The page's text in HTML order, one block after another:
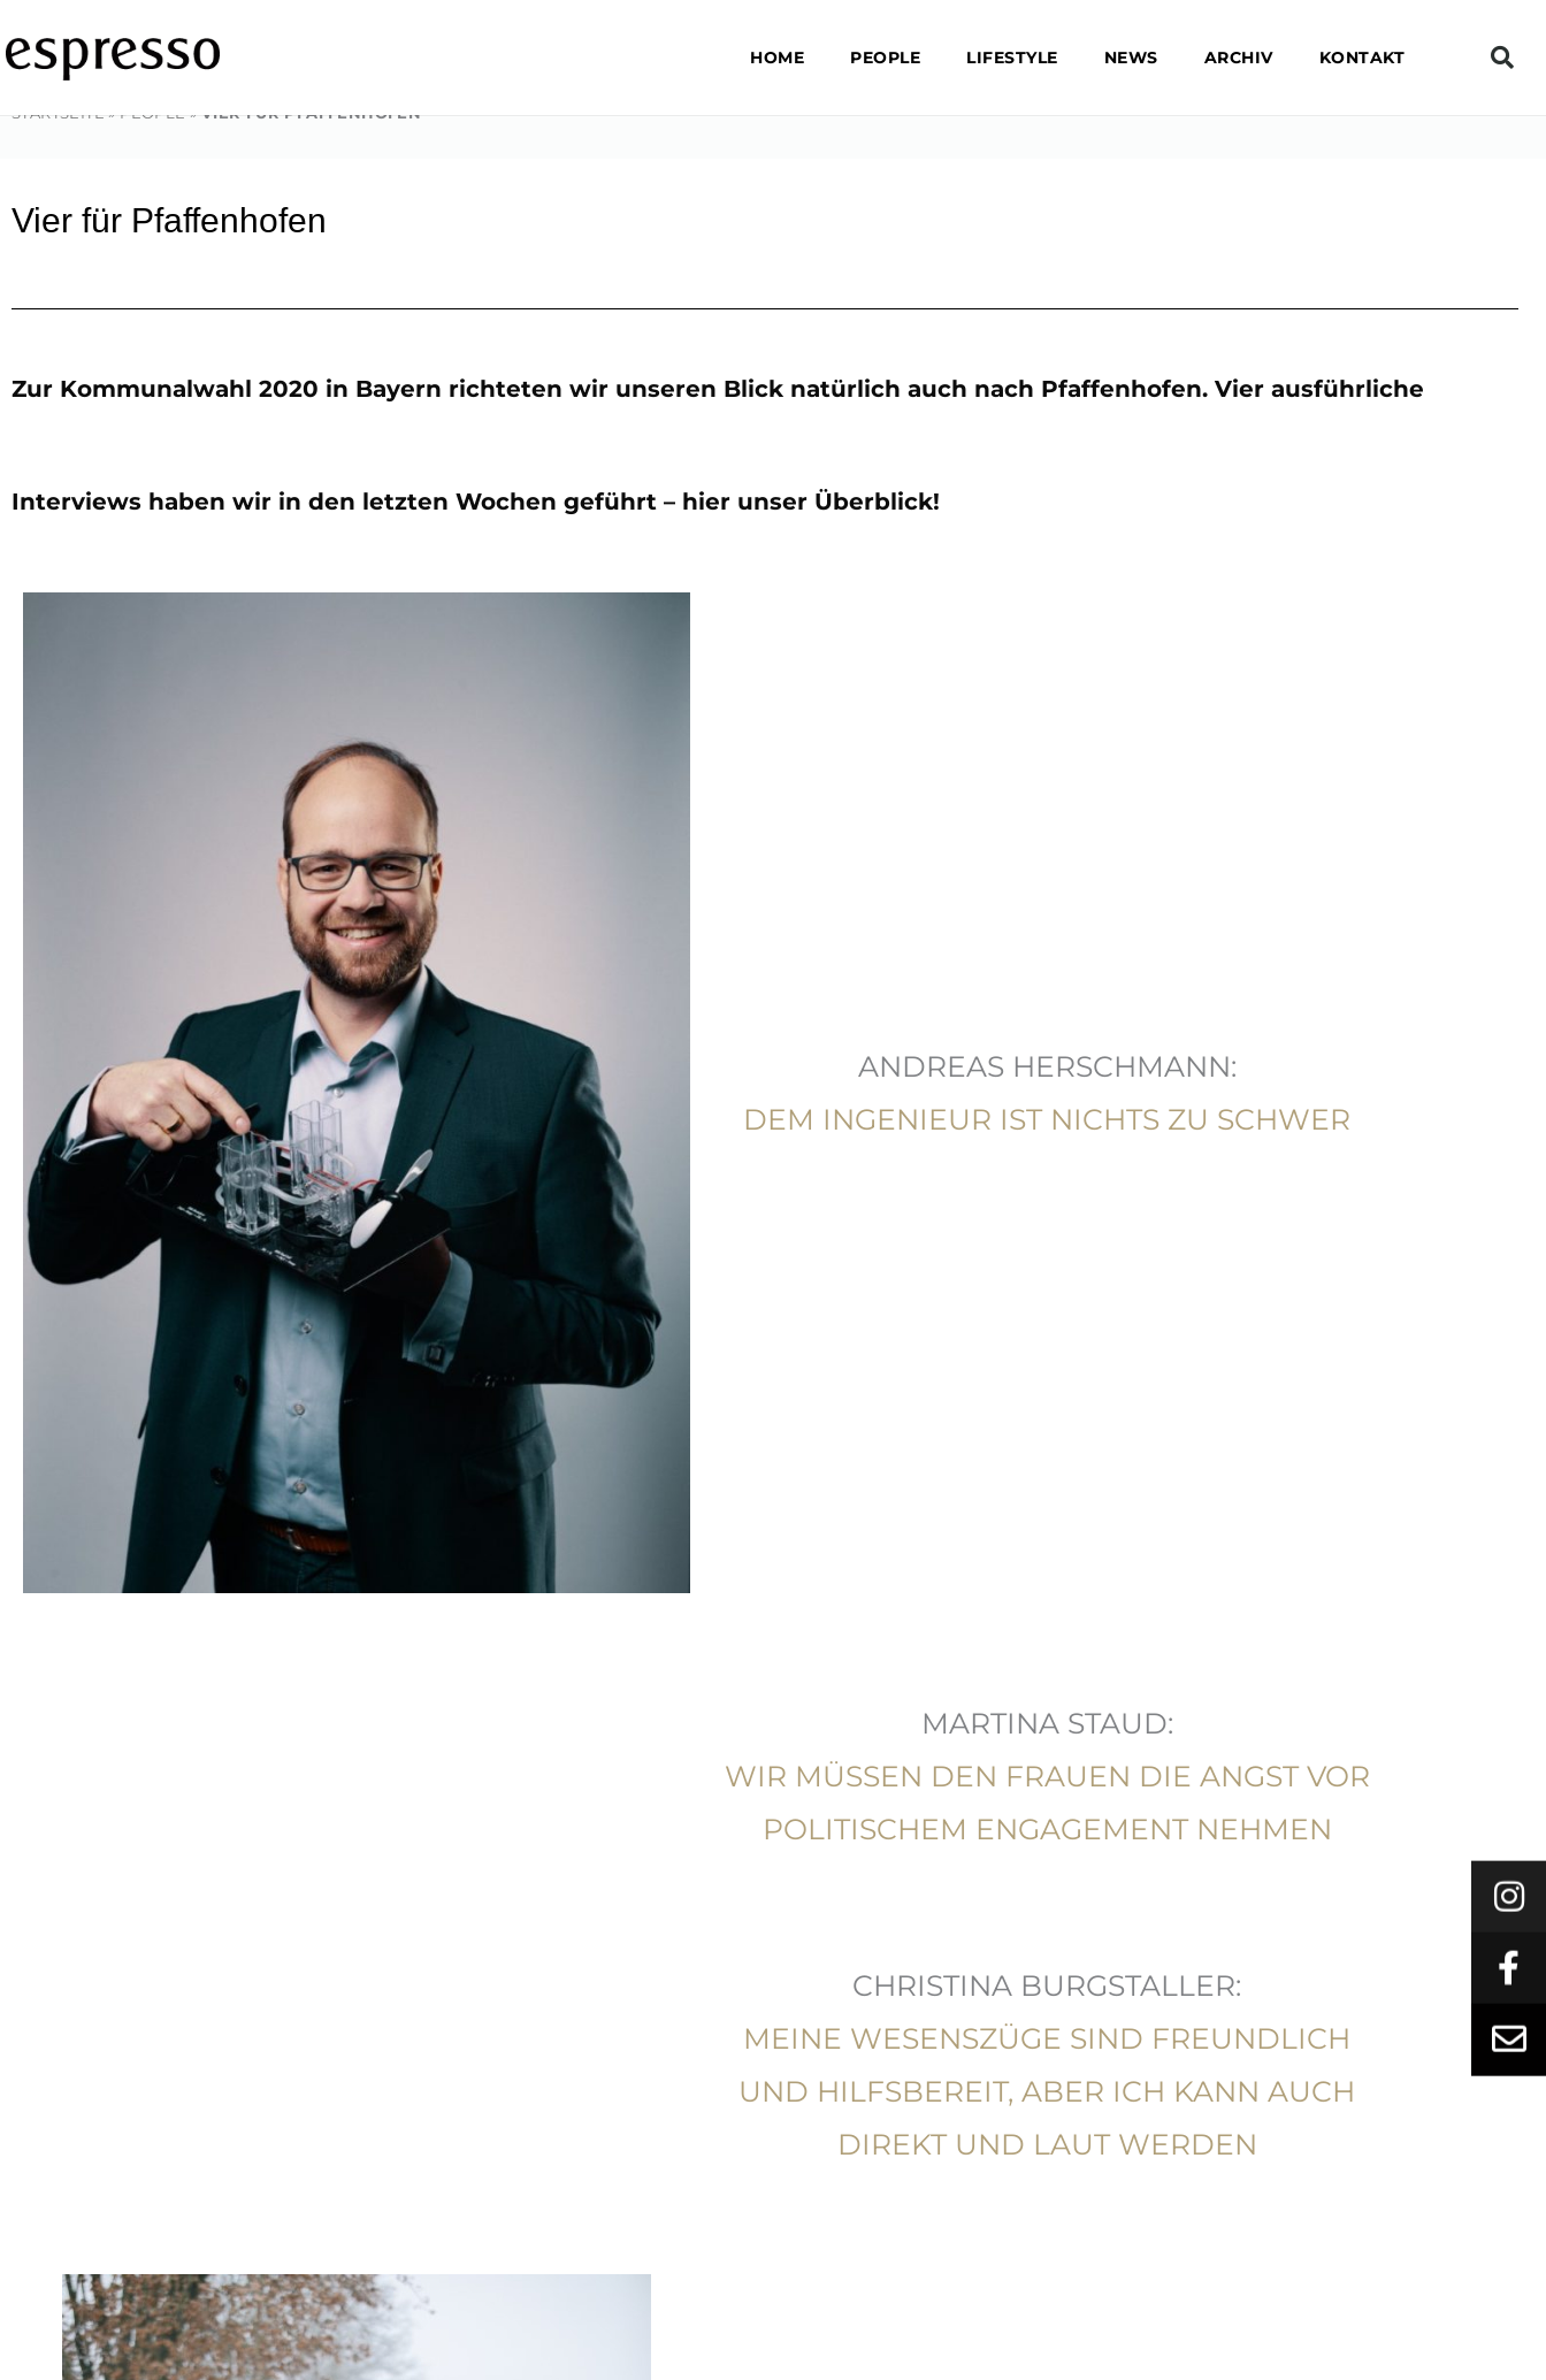
Inhalt
springen
HOME PEOPLE LIFESTYLE NEWS ARCHIV KONTAKT
STARTSEITE » PEOPLE » VIER FÜR PFAFFENHOFEN
Vier für Pfaffenhofen
Zur Kommunalwahl 2020 in Bayern richteten wir unseren Blick natürlich auch nach Pfaffenhofen. Vier ausführliche
Interviews haben wir in den letzten Wochen geführt – hier unser Überblick!
ANDREAS HERSCHMANN:
DEM INGENIEUR IST NICHTS ZU SCHWER
MARTINA STAUD:
WIR MÜSSEN DEN FRAUEN DIE ANGST VOR
POLITISCHEM ENGAGEMENT NEHMEN
CHRISTINA BURGSTALLER:
MEINE WESENSZÜGE SIND FREUNDLICH
UND HILFSBEREIT, ABER ICH KANN AUCH
DIREKT UND LAUT WERDEN